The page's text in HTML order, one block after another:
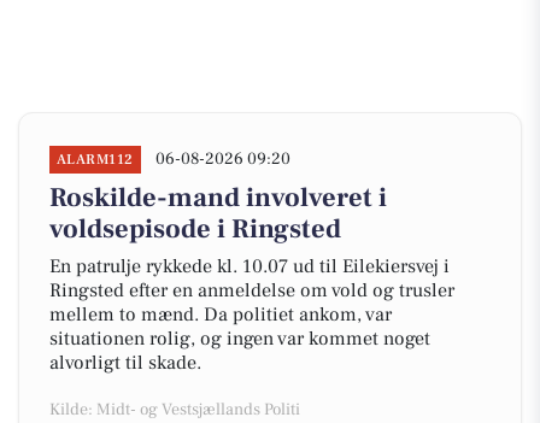
ALARM112 06-08-2026 09:20
Roskilde-mand involveret i
voldsepisode i Ringsted
En patrulje rykkede kl. 10.07 ud til Eilekiersvej i
Ringsted efter en anmeldelse om vold og trusler
mellem to mænd. Da politiet ankom, var
situationen rolig, og ingen var kommet noget
alvorligt til skade.
Kilde: Midt- og Vestsjællands Politi